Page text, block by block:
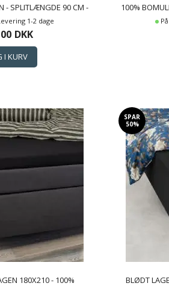
- SPLITLÆNGDE 90 CM -
TIL TOPMADRAS -
SATIN LAGEN
1-2 dage
DKK
100%
HVIDT
180X210 - 100%
SPAR
50%
BLØDT